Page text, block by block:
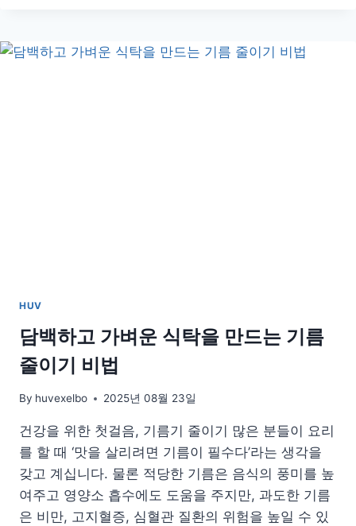
한
HUV
담백하고 가벼운 식탁을 만드는 기름
줄이기 비법
By huvexelbo 2025년 08월 23일
건강을 위한 첫걸음, 기름기 줄이기 많은 분들이 요리
를 할 때 ‘맛을 살리려면 기름이 필수다’라는 생각을
갖고 계십니다. 물론 적당한 기름은 음식의 풍미를 높
여주고 영양소 흡수에도 도움을 주지만, 과도한 기름
은 비만, 고지혈증, 심혈관 질환의 위험을 높일 수 있